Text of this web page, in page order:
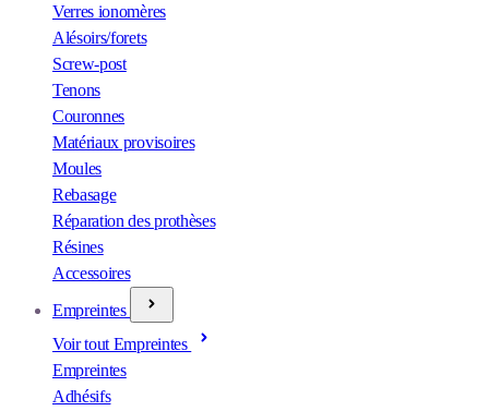
Verres ionomères
Alésoirs/forets
Screw-post
Tenons
Couronnes
Matériaux provisoires
Moules
Rebasage
Réparation des prothèses
Résines
Accessoires
Empreintes
Voir tout Empreintes
Empreintes
Adhésifs